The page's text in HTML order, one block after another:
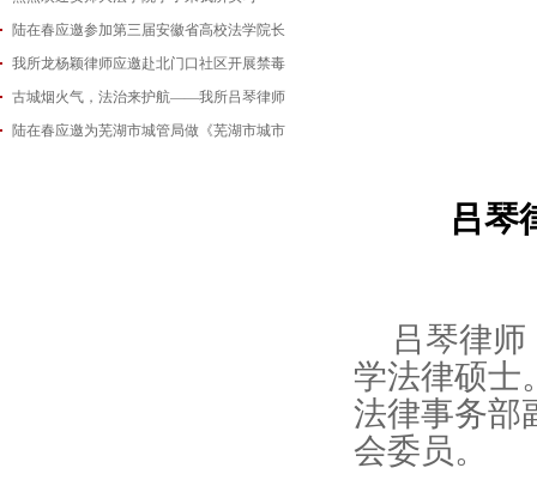
2026-07-01
陆在春应邀参加第三届安徽省高校法学院长
2026-06-29
我所龙杨颖律师应邀赴北门口社区开展禁毒
2026-06-18
古城烟火气，法治来护航——我所吕琴律师
2026-05-21
陆在春应邀为芜湖市城管局做《芜湖市城市
吕琴
吕琴律
学法律硕士
法律事务部
会委员。